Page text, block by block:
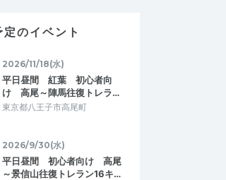
のイベント
2026/11/18(水)
平日昼間 紅葉 初心者向
け 高尾～陣馬往復トレラ…
東京都八王子市高尾町
2026/9/30(水)
平日昼間 初心者向け 高尾
～景信山往復トレラン16キ…